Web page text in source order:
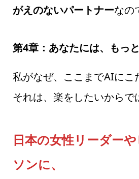
がえのないパートナーなの
第4章：あなたには、もっ
私がなぜ、ここまでAIにこ
それは、楽をしたいからで
日本の女性リーダー
ソンに、